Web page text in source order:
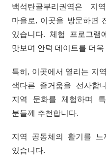
백석탄골부리권역은
마을로, 이곳을 방문하면
있습니다. 체험 프로그램
맛보며 안덕 데이트를 더
특히, 이곳에서 열리는 지
색다른 즐거움을 선사합
지역 문화를 체험하며
분들께 추천합니다.
지역 공동체의 활기를
있습니다.